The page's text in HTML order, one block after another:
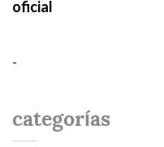
oficial
-
categorías